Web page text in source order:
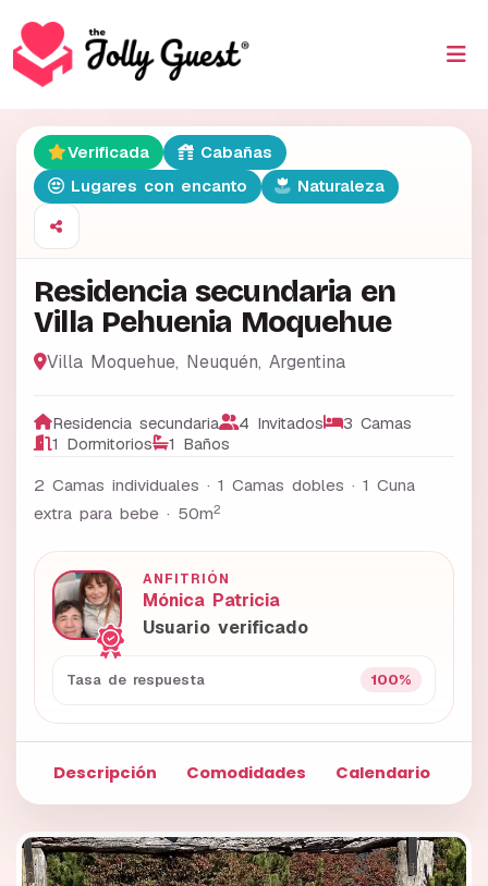
Verificada
Cabañas
Lugares con encanto
Naturaleza
Residencia secundaria en
Villa Pehuenia Moquehue
Villa Moquehue, Neuquén, Argentina
Residencia secundaria 4 Invitados
3 Camas
1 Dormitorios
1 Baños
2 Camas individuales · 1 Camas dobles · 1 Cuna
extra para bebe · 50m2
ANFITRIÓN
Mónica Patricia
Usuario verificado
Tasa de respuesta 100%
Descripción Comodidades Calendario